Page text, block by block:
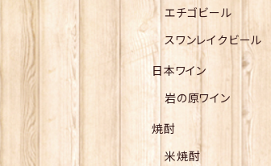
エチゴビール
スワンレイクビール
日本ワイン
岩の原ワイン
焼酎
米焼酎